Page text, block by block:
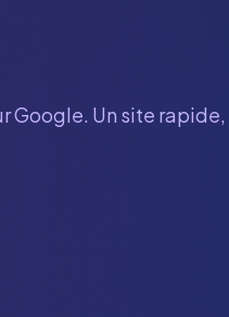
Google. Un site